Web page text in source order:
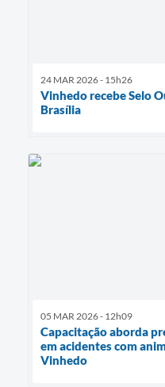
24 MAR 2026 - 15h26
Vinhedo recebe Selo
Brasília
05 MAR 2026 - 12h09
Capacitação aborda
em acidentes com
Vinhedo